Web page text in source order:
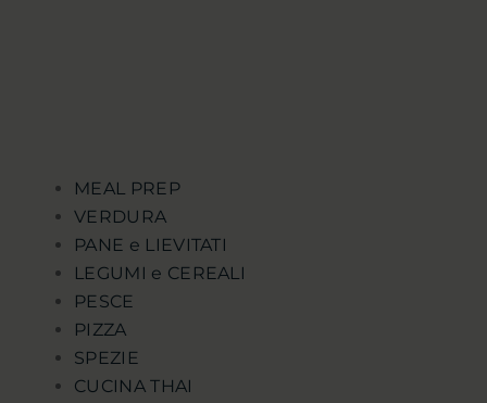
MEAL PREP
VERDURA
PANE e LIEVITATI
LEGUMI e CEREALI
PESCE
PIZZA
SPEZIE
CUCINA THAI